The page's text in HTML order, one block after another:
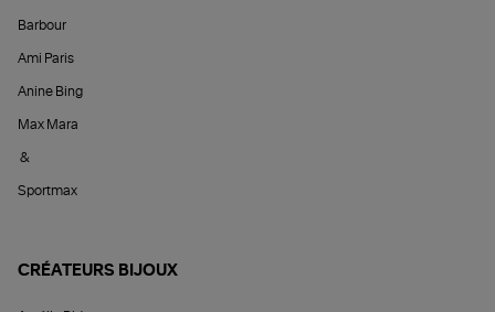
Barbour
Ami Paris
Anine Bing
Max Mara
&
Sportmax
CRÉATEURS BIJOUX